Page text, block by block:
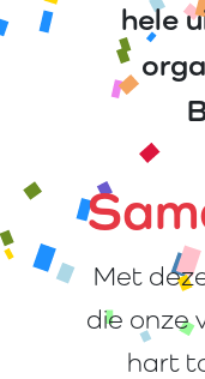
hele
Met
die onze
hart